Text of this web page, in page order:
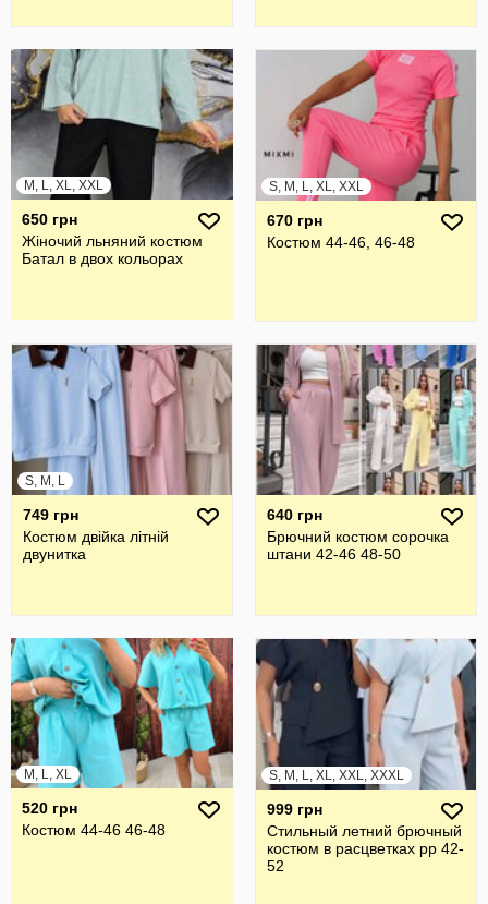
M, L, XL, XXL
650 грн
Жіночий льняний костюм
Батал в двох кольорах
S, M, L, XL, XXL
670 грн
Костюм 44-46, 46-48
S, M, L
749 грн
Костюм двійка літній
двунитка
640 грн
Брючний костюм сорочка
штани 42-46 48-50
M, L, XL
520 грн
Костюм 44-46 46-48
S, M, L, XL, XXL, XXXL
999 грн
Стильный летний брючный
костюм в расцветках рр 42-
52